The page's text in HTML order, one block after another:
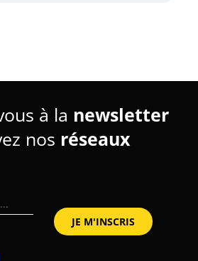
à la newsletter
nos réseaux